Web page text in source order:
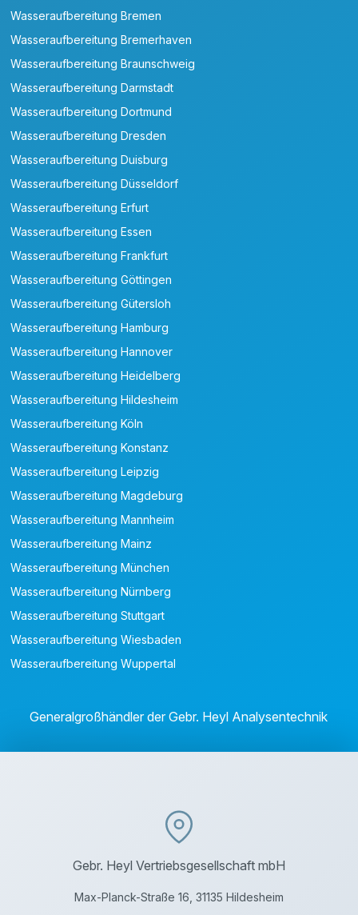
Wasseraufbereitung Bremen
Wasseraufbereitung Bremerhaven
Wasseraufbereitung Braunschweig
Wasseraufbereitung Darmstadt
Wasseraufbereitung Dortmund
Wasseraufbereitung Dresden
Wasseraufbereitung Duisburg
Wasseraufbereitung Düsseldorf
Wasseraufbereitung Erfurt
Wasseraufbereitung Essen
Wasseraufbereitung Frankfurt
Wasseraufbereitung Göttingen
Wasseraufbereitung Gütersloh
Wasseraufbereitung Hamburg
Wasseraufbereitung Hannover
Wasseraufbereitung Heidelberg
Wasseraufbereitung Hildesheim
Wasseraufbereitung Köln
Wasseraufbereitung Konstanz
Wasseraufbereitung Leipzig
Wasseraufbereitung Magdeburg
Wasseraufbereitung Mannheim
Wasseraufbereitung Mainz
Wasseraufbereitung München
Wasseraufbereitung Nürnberg
Wasseraufbereitung Stuttgart
Wasseraufbereitung Wiesbaden
Wasseraufbereitung Wuppertal
Generalgroßhändler der Gebr. Heyl Analysentechnik
Gebr. Heyl Vertriebsgesellschaft mbH
Max-Planck-Straße 16, 31135 Hildesheim